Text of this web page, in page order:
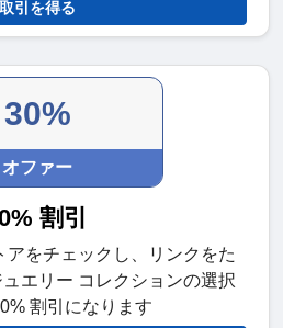
取引を得る
30%
オファー
割引
アをチェックし、リンクをた
エリー コレクションの選択
割引になります